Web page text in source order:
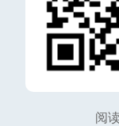
阅